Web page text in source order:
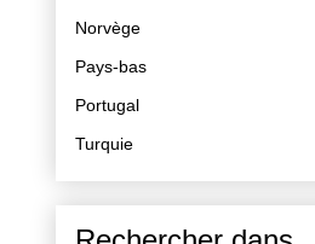
Norvège
Pays-bas
Portugal
Turquie